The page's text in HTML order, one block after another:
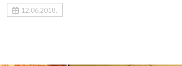
12.06.2018.